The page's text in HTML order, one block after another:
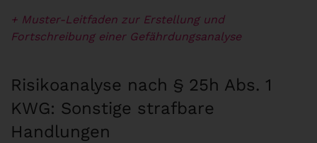
+ Muster-Leitfaden zur Erstellung und
Fortschreibung einer Gefährdungsanalyse
Risikoanalyse nach § 25h Abs. 1
KWG: Sonstige strafbare
Handlungen